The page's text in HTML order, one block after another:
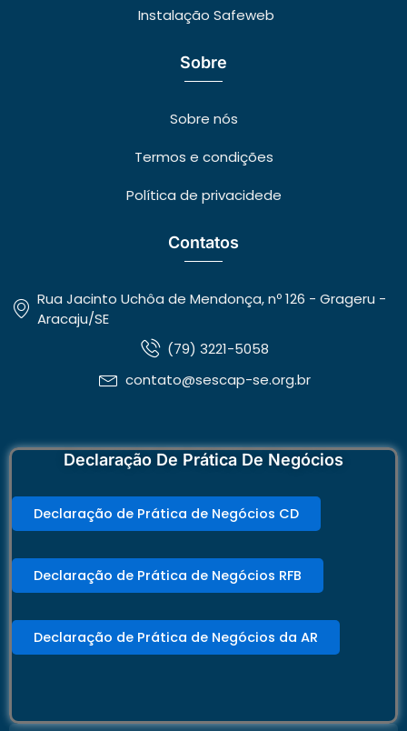
Instalação Safeweb
Sobre
Sobre nós
Termos e condições
Política de privacidede
Contatos
Rua Jacinto Uchôa de Mendonça, nº 126 - Grageru -
Aracaju/SE
(79) 3221-5058
contato@sescap-se.org.br
Declaração De Prática De Negócios
Declaração de Prática de Negócios CD
Declaração de Prática de Negócios RFB
Declaração de Prática de Negócios da AR